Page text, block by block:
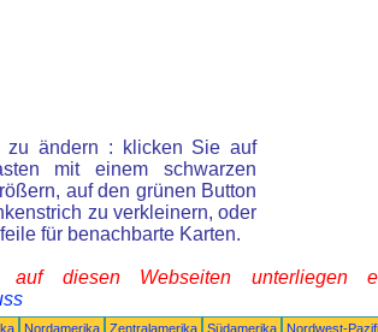
zu ändern : klicken Sie auf
mit einem schwarzen
auf den grünen Button
zu verkleinern, oder
für benachbarte Karten.
auf diesen Webseiten unterliegen
Nordamerika Zentralamerika Südamerika
Nordwest-